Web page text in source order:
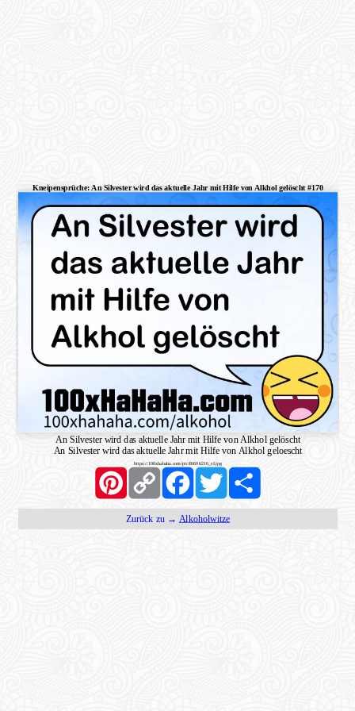
Kneipensprüche: An Silvester wird das aktuelle Jahr mit Hilfe von Alkhol gelöscht #170
An Silvester wird das aktuelle Jahr mit Hilfe von Alkhol gelöscht
An Silvester wird das aktuelle Jahr mit Hilfe von Alkhol geloescht
https://100xhahaha.com/pic!f6696216_sf.jpg
PinterestCopy
Link
FacebookTwitter Share
Zurück zu → Alkoholwitze